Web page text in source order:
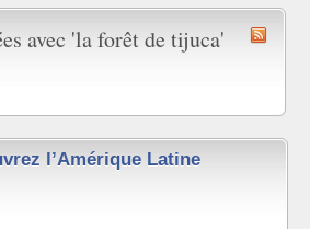
avec 'la forêt de tijuca'
l’Amérique Latine